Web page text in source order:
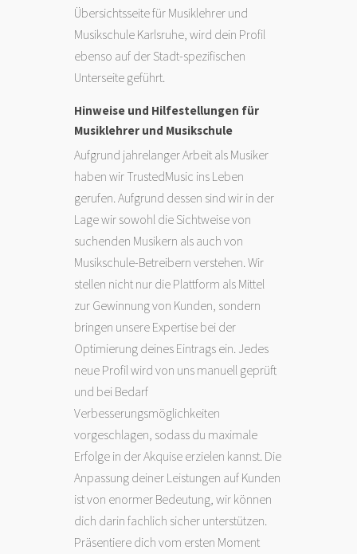
Übersichtsseite für Musiklehrer und
Musikschule Karlsruhe, wird dein Profil
ebenso auf der Stadt-spezifischen
Unterseite geführt.
Hinweise und Hilfestellungen für
Musiklehrer und Musikschule
Aufgrund jahrelanger Arbeit als Musiker
haben wir TrustedMusic ins Leben
gerufen. Aufgrund dessen sind wir in der
Lage wir sowohl die Sichtweise von
suchenden Musikern als auch von
Musikschule-Betreibern verstehen. Wir
stellen nicht nur die Plattform als Mittel
zur Gewinnung von Kunden, sondern
bringen unsere Expertise bei der
Optimierung deines Eintrags ein. Jedes
neue Profil wird von uns manuell geprüft
und bei Bedarf
Verbesserungsmöglichkeiten
vorgeschlagen, sodass du maximale
Erfolge in der Akquise erzielen kannst. Die
Anpassung deiner Leistungen auf Kunden
ist von enormer Bedeutung, wir können
dich darin fachlich sicher unterstützen.
Präsentiere dich vom ersten Moment